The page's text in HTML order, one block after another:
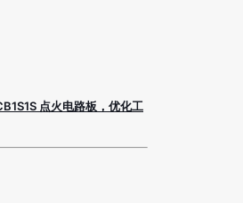
点火电路板，优化工